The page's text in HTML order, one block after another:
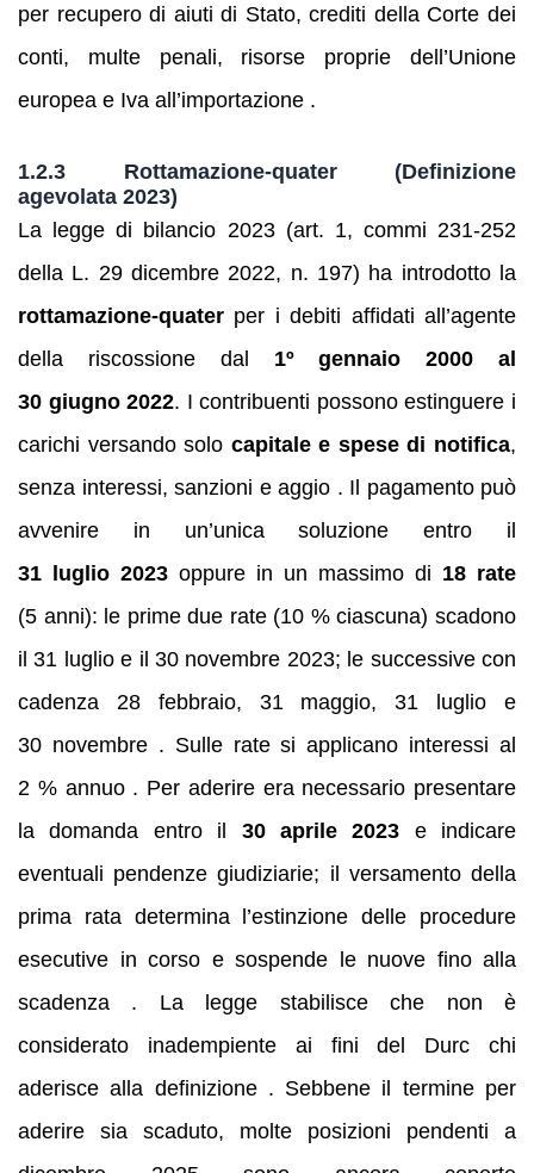
per recupero di aiuti di Stato, crediti della Corte dei
conti, multe penali, risorse proprie dell’Unione
europea e Iva all’importazione .
1.2.3 Rottamazione-quater (Definizione
agevolata 2023)
La legge di bilancio 2023 (art. 1, commi 231‑252
della L. 29 dicembre 2022, n. 197) ha introdotto la
rottamazione‑quater per i debiti affidati all’agente
della riscossione dal 1º gennaio 2000 al
30 giugno 2022. I contribuenti possono estinguere i
carichi versando solo capitale e spese di notifica,
senza interessi, sanzioni e aggio . Il pagamento può
avvenire in un’unica soluzione entro il
31 luglio 2023 oppure in un massimo di 18 rate
(5 anni): le prime due rate (10 % ciascuna) scadono
il 31 luglio e il 30 novembre 2023; le successive con
cadenza 28 febbraio, 31 maggio, 31 luglio e
30 novembre . Sulle rate si applicano interessi al
2 % annuo . Per aderire era necessario presentare
la domanda entro il 30 aprile 2023 e indicare
eventuali pendenze giudiziarie; il versamento della
prima rata determina l’estinzione delle procedure
esecutive in corso e sospende le nuove fino alla
scadenza . La legge stabilisce che non è
considerato inadempiente ai fini del Durc chi
aderisce alla definizione . Sebbene il termine per
aderire sia scaduto, molte posizioni pendenti a